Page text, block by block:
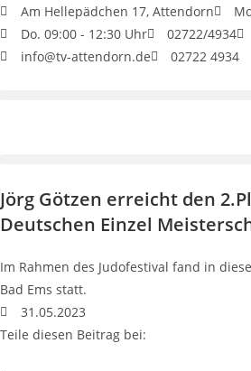
Am Hellepädchen 17, Attendorn
Do. 09:00 - 12:30 Uhr
02722/4934
info@tv-attendorn.de
02722 4934
Jörg Götzen erreicht den
Deutschen Einzel
Im Rahmen des Judofestival fand in
Bad Ems statt.
31.05.2023
Teile diesen Beitrag bei: